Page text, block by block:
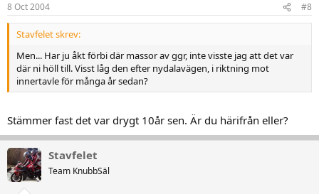
8 Oct 2004 #8
Stavfelet skrev:
Men... Har ju åkt förbi där massor av ggr, inte visste jag att det var
där ni höll till. Visst låg den efter nydalavägen, i riktning mot
innertavle för många år sedan?
Stämmer fast det var drygt 10år sen. Är du härifrån eller?
Stavfelet
Team KnubbSäl